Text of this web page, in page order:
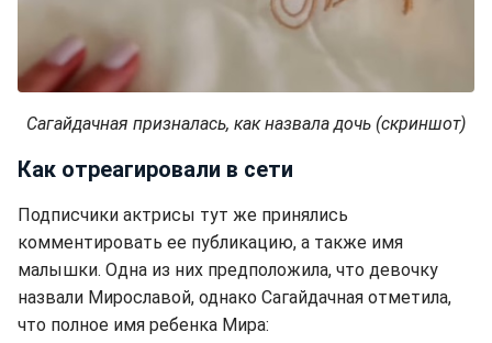
Сагайдачная призналась, как назвала дочь (скриншот)
Как отреагировали в сети
Подписчики актрисы тут же принялись
комментировать ее публикацию, а также имя
малышки. Одна из них предположила, что девочку
назвали Мирославой, однако Сагайдачная отметила,
что полное имя ребенка Мира: